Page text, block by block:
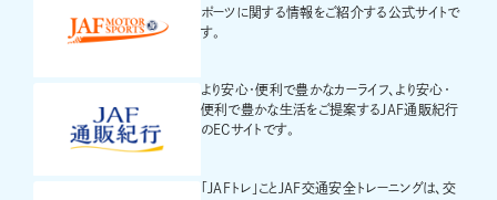
ポーツに関する情報をご紹介する公式サイトで
す。
より安心・便利で豊かなカーライフ、より安心・
便利で豊かな生活をご提案するJAF通販紀行
のECサイトです。
「JAFトレ」ことJAF交通安全トレーニングは、交